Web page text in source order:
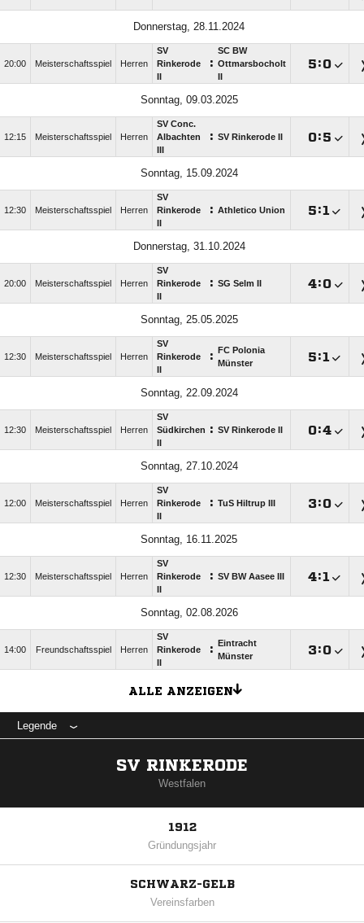
Donnerstag, 28.11.2024
20:00 Meisterschaftsspiel Herren
SV
Rinkerode
:
SC BW
Ottmarsbocholt
:
Sonntag, 09.03.2025
12:15 Meisterschaftsspiel Herren
SV Conc.
Albachten
: SV Rinkerode II :
Sonntag, 15.09.2024
12:30 Meisterschaftsspiel Herren
SV
Rinkerode
: Athletico Union :
Donnerstag, 31.10.2024
20:00 Meisterschaftsspiel Herren
SV
Rinkerode
: SG Selm II :
Sonntag, 25.05.2025
12:30 Meisterschaftsspiel Herren
SV
Rinkerode
:
FC Polonia
Münster
:
Sonntag, 22.09.2024
12:30 Meisterschaftsspiel Herren
SV
Südkirchen : SV Rinkerode II :
Sonntag, 27.10.2024
12:00 Meisterschaftsspiel Herren
SV
Rinkerode
: TuS Hiltrup III :
Sonntag, 16.11.2025
12:30 Meisterschaftsspiel Herren
SV
Rinkerode
: SV BW Aasee III :
Sonntag, 02.08.2026
14:00 Freundschaftsspiel Herren
SV
Rinkerode
:
Eintracht
Münster
:
ALLE ANZEIGEN
Legende
SV RINKERODE
Westfalen
1912
Gründungsjahr
SCHWARZ-GELB
Vereinsfarben